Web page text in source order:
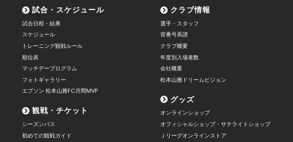
試合・スケジュール
試合日程・結果
スケジュール
トレーニング観戦ルール
順位表
マッチデープログラム
フォトギャラリー
エプソン 松本山雅FC月間MVP
観戦・チケット
シーズンパス
初めての観戦ガイド
クラブ情報
選手・スタッフ
背番号系譜
クラブ概要
年度別入場者数
会社概要
松本山雅ドリームビジョン
グッズ
オンラインショップ
オフィシャルショップ・サテライトショップ
Ｊリーグオンラインストア